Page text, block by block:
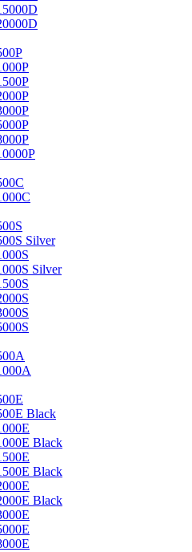
Silver
Silver
Black
Black
Black
Black